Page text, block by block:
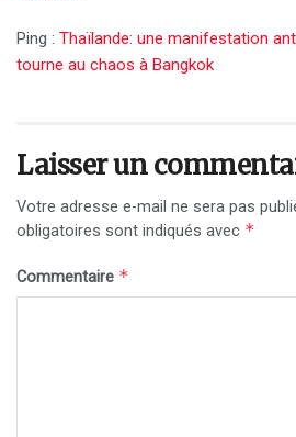
Ping : Thaïlande: une manifestation
tourne au chaos à Bangkok
Laisser un
Votre adresse e-mail ne sera pas
obligatoires sont indiqués avec *
Commentaire *